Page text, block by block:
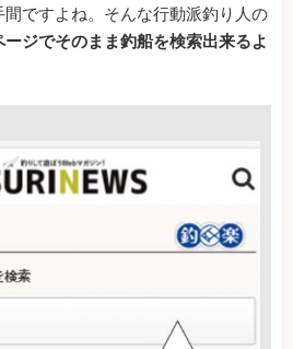
ですよね。そんな行動派釣り人の
ージでそのまま釣船を検索出来るよ